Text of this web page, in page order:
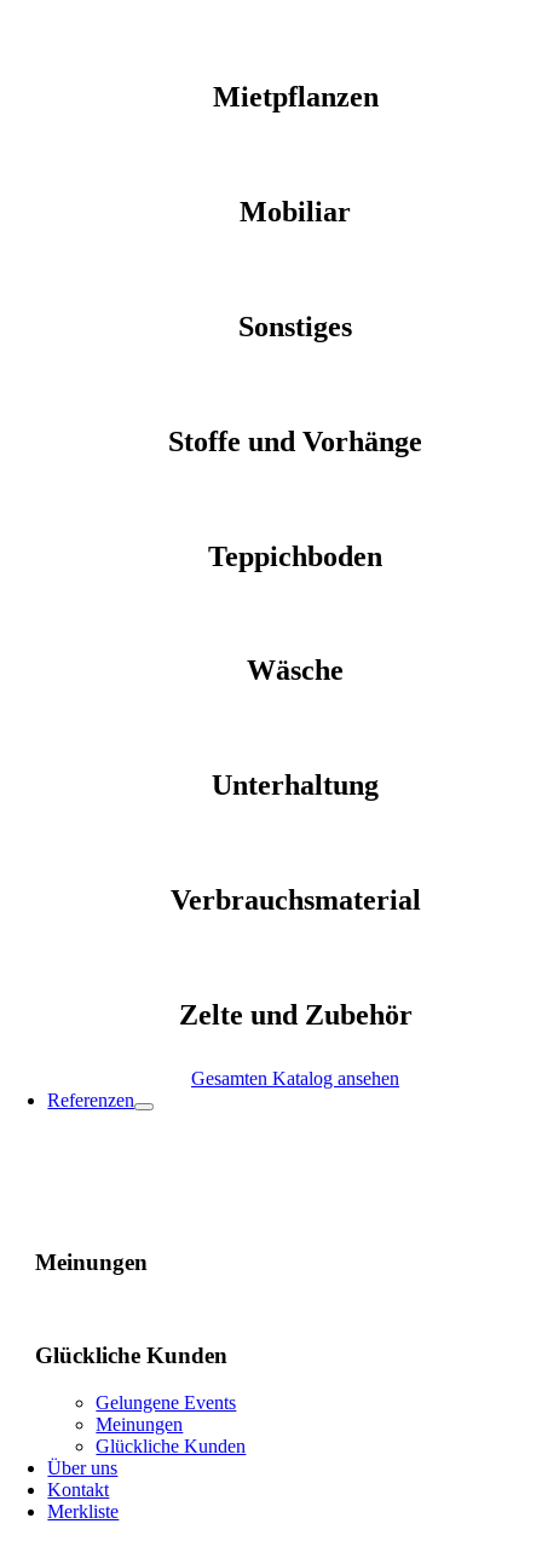
Mietpflanzen
Mobiliar
Sonstiges
Stoffe und Vorhänge
Teppichboden
Wäsche
Unterhaltung
Verbrauchsmaterial
Zelte und Zubehör
Gesamten Katalog ansehen
Referenzen
Meinungen
Glückliche Kunden
Gelungene Events
Meinungen
Glückliche Kunden
Über uns
Kontakt
Merkliste